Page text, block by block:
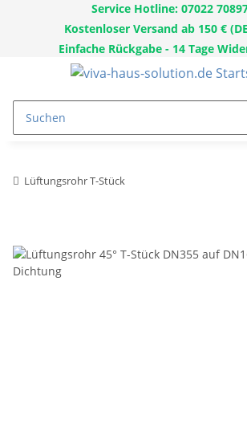
Service Hotline: 07022
Kostenloser Versand ab 150 €
Einfache Rückgabe - 14 Tage
Lüftungsrohr T-Stück